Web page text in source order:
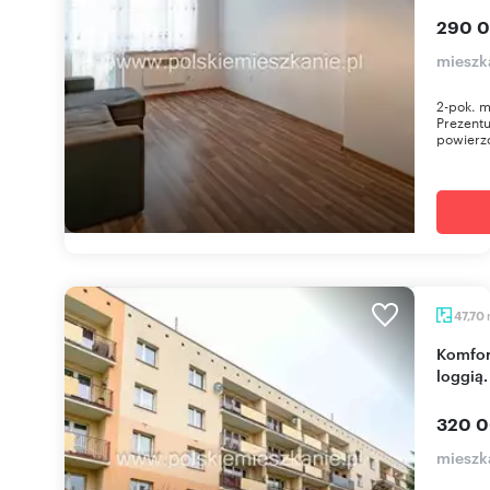
290
2-pok.
47,70
Komfortowe 2-pokojowe mieszkanie z dużą
loggią.
320